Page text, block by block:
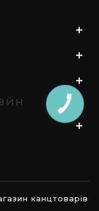
канцтоварів
КНОПКА
ЗВ'ЯЗКУ